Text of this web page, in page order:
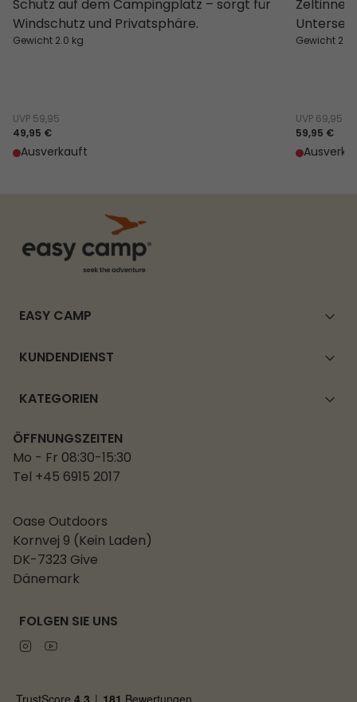
Schutz auf dem Campingplatz – sorgt für
Windschutz und Privatsphäre.
Gewicht 2.0 kg
UVP 59,95
49,95 €
Ausverkauft
Gewicht 2.1
UVP 69,95
59,95 €
EASY CAMP
KUNDENDIENST
KATEGORIEN
ÖFFNUNGSZEITEN
Mo - Fr 08:30-15:30
Tel +45 6915 2017
Oase Outdoors
Kornvej 9 (Kein Laden)
DK-7323 Give
Dänemark
FOLGEN SIE UNS
Instagram
Youtube